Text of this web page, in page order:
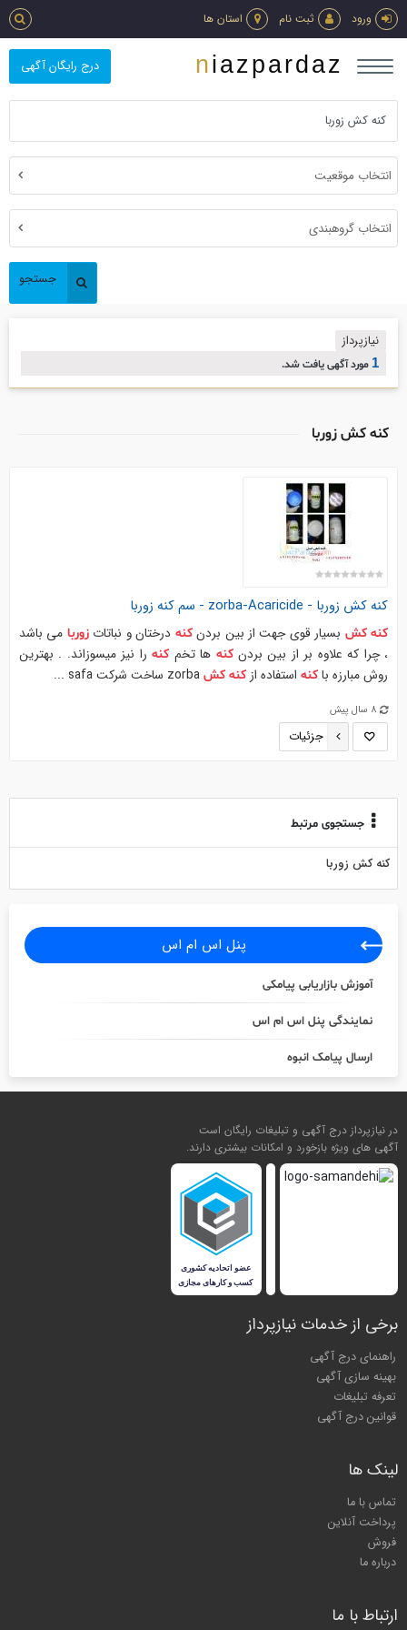
ورود ثبت نام استان ها
درج رایگان آگهی niazpardaz
انتخاب موقعیت
انتخاب گروهبندی
جستجو
نیازپرداز
1 مورد آگهی یافت شد.
كنه كش زوربا
كنهكش زوربا - zorba-Acaricide - سم كنه زوربا
كنه كش بسیار قوی جهت از بین بردنكنه درختان و نباتاتزوربا می باشد
، چرا که علاوه بر از بین بردنكنه ها تخم كنهرا نیز میسوزاند. . بهترین
روش مبارزه با كنهاستفاده از كنه كشzorba ساخت شرکت safa ...
8 سال پیش
جزئیات
جستجوی مرتبط
كنه كش زوربا
پنل اس ام اس
آموزش بازاریابی پیامکی
نمایندگی پنل اس ام اس
ارسال پیامک انبوه
در نیازپرداز درج آگهی و تبلیغات رایگان است
آگهی های ویژه بازخورد و امکانات بیشتری دارند.
برخی از خدمات نیازپرداز
راهنمای درج آگهی
بهینه سازی آگهی
تعرفه تبلیغات
قوانین درج آگهی
لینک ها
تماس با ما
پرداخت آنلاین
فروش
درباره ما
ارتباط با ما